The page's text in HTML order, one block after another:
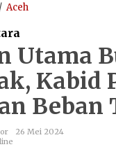
/ Aceh
Blang
Kembali
Rusak,
Kabid
PUPR:
Utama
Kabid
26 Mei 2024